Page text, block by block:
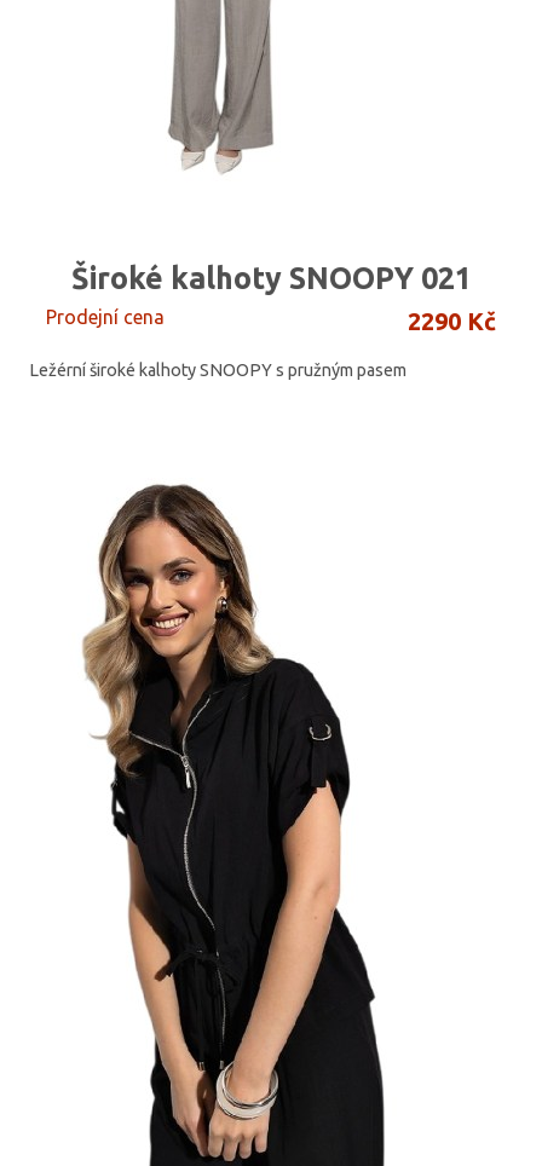
Široké kalhoty SNOOPY 021
Prodejní cena 2290 Kč
Ležérní široké kalhoty SNOOPY s pružným pasem